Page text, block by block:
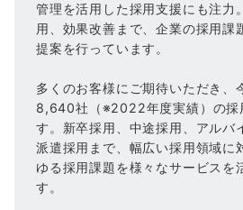
管理を活用した採用支援にも注力
用、効果改善まで、企業の採用課
提案を行っています。
多くのお客様にご期待いただき、
8,640社（※2022年度実績）の採
す。新卒採用、中途採用、アルバ
派遣採用まで、幅広い採用領域に
ゆる採用課題を様々なサービスを
す。